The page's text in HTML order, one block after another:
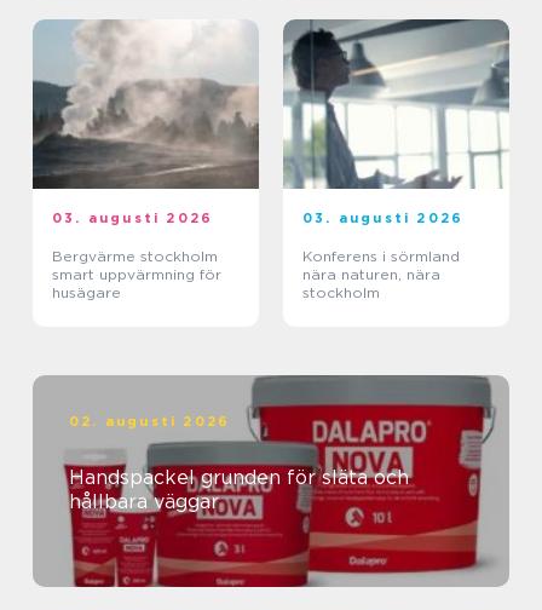
03. augusti 2026
Bergvärme stockholm
smart uppvärmning för
husägare
03. augusti 2026
Konferens i sörmland
nära naturen, nära
stockholm
02. augusti 2026
Handspackel grunden för släta och
hållbara väggar